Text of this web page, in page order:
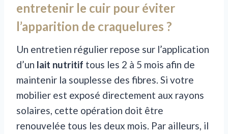
entretenir le cuir pour éviter
l’apparition de craquelures ?
Un entretien régulier repose sur l’application
d’un lait nutritif tous les 2 à 5 mois afin de
maintenir la souplesse des fibres. Si votre
mobilier est exposé directement aux rayons
solaires, cette opération doit être
renouvelée tous les deux mois. Par ailleurs, il